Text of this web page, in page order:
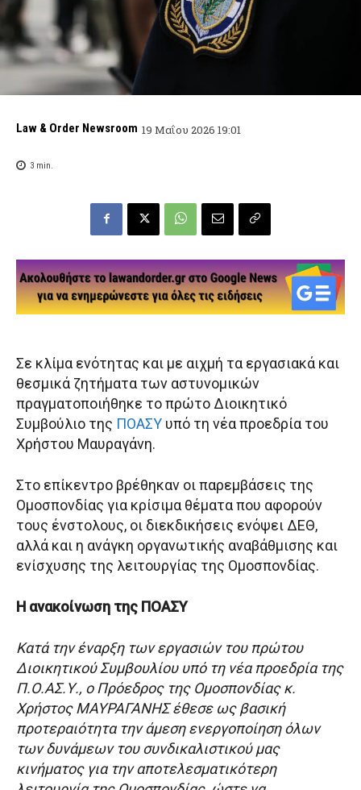
Law & Order Newsroom 19 Μαΐου 2026 19:01
3 min.
Σε κλίμα ενότητας και με αιχμή τα εργασιακά και
θεσμικά ζητήματα των αστυνομικών
πραγματοποιήθηκε το πρώτο Διοικητικό
Συμβούλιο της ΠΟΑΣΥ υπό τη νέα προεδρία του
Χρήστου Μαυραγάνη.
Στο επίκεντρο βρέθηκαν οι παρεμβάσεις της
Ομοσπονδίας για κρίσιμα θέματα που αφορούν
τους ένστολους, οι διεκδικήσεις ενόψει ΔΕΘ,
αλλά και η ανάγκη οργανωτικής αναβάθμισης και
ενίσχυσης της λειτουργίας της Ομοσπονδίας.
Η ανακοίνωση της ΠΟΑΣΥ
Κατά την έναρξη των εργασιών του πρώτου
Διοικητικού Συμβουλίου υπό τη νέα προεδρία της
Π.Ο.ΑΣ.Υ., ο Πρόεδρος της Ομοσπονδίας κ.
Χρήστος ΜΑΥΡΑΓΑΝΗΣ έθεσε ως βασική
προτεραιότητα την άμεση ενεργοποίηση όλων
των δυνάμεων του συνδικαλιστικού μας
κινήματος για την αποτελεσματικότερη